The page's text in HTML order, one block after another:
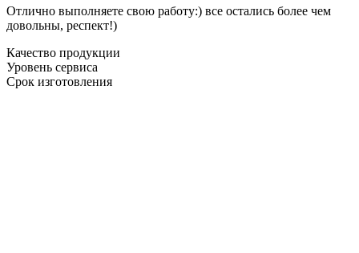
Отлично выполняете свою работу:) все остались более чем
довольны, респект!)
Качество продукции
Уровень сервиса
Срок изготовления